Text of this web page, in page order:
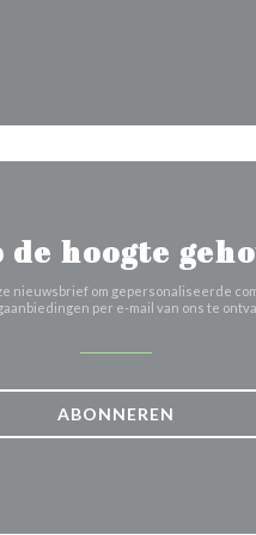
venster))
de hoogte
nieuwsbrief om gepersonaliseerde
per e-mail van ons te
ABONNEREN